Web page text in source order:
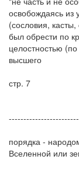
освобождаясь из
(сословия,
был обрести по
целостностью
высшего
стр. 7
порядка -
Вселенной или